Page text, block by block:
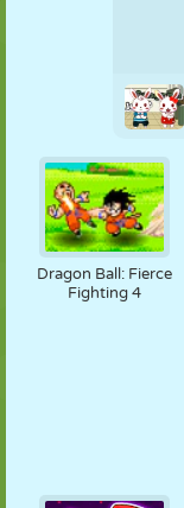
Dragon Ball: Fierce
Fighting 4